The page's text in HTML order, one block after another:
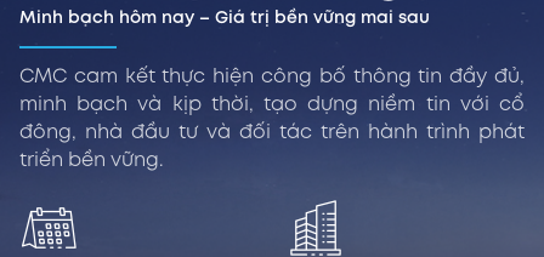
Minh bạch hôm nay – Giá trị bền vững mai sau
CMC cam kết thực hiện công bố thông tin đầy đủ,
minh bạch và kịp thời, tạo dựng niềm tin với cổ
đông, nhà đầu tư và đối tác trên hành trình phát
triển bền vững.